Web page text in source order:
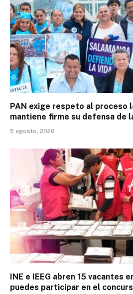
PAN exige respeto al proceso
mantiene firme su defensa de
5 agosto, 2026
INE e IEEG abren 15 vacantes
puedes participar en el